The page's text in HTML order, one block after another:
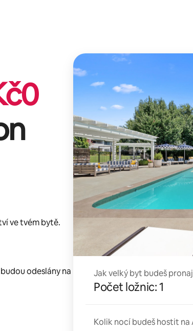
0
ve tvém bytě.
odeslány na
Jak velký byt budeš
Počet ložnic: 1
Kolik nocí budeš hostit na